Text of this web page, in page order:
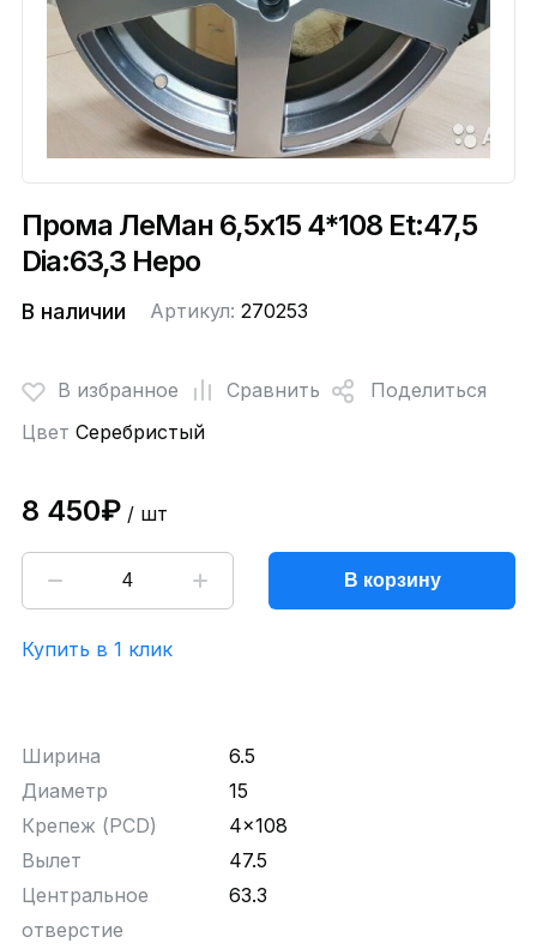
Прома ЛеМан 6,5x15 4*108 Et:47,5
Dia:63,3 Неро
В наличии Артикул: 270253
В избранное Сравнить
Поделиться
Цвет Серебристый
8 450₽/ шт
В корзину
Купить в 1 клик
Ширина
6.5
Диаметр
15
Крепеж (PCD)
4x108
Вылет
47.5
Центральное
отверстие
63.3